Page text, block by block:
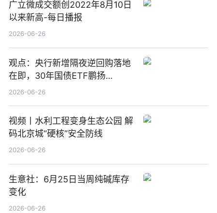
广立微成交额创2022年8月10日
以来新高-每日播报
2026-06-26
观点：央行新增隔夜逆回购落地
在即，30年国债ETF鹏扬
(511090) 盘中小幅上涨
2026-06-26
视频丨水利工程变身生态公园 解
码北京城“硬核”安全防线
2026-06-26
生意社：6月25日当周纯碱库存
变化
2026-06-26